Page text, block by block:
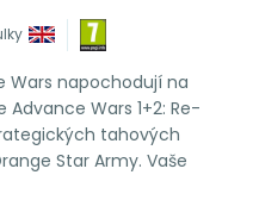
Wars napochodují na
Wars 1+2: Re-
tahových
Star Army. Vaše